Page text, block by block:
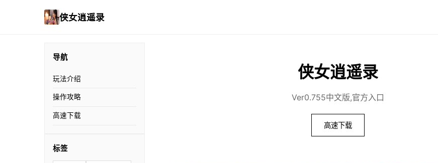
侠女逍遥录
导航
玩法介绍
操作攻略
高速下载
标签
侠女逍遥录
Ver0.755中文版,官方入口
高速下载